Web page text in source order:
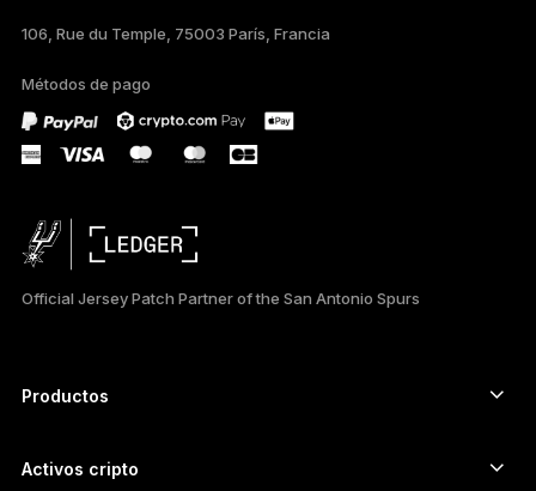
DEUTSCH
PORTUGUÊS
РУССКИЙ
日本語
106, Rue du Temple, 75003 París, Francia
Métodos de pago
Official Jersey Patch Partner of the San Antonio Spurs
Productos
Hardware Wallet
Activos cripto